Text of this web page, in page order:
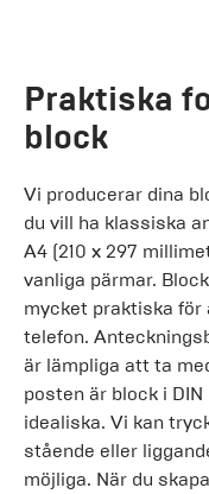
Praktiska
block
Vi producerar dina
du vill ha klassiska
A4 (210 x 297
vanliga pärmar.
mycket praktiska för
telefon.
är lämpliga att ta
posten är block i DIN
idealiska. Vi kan
stående eller
möjliga. När du